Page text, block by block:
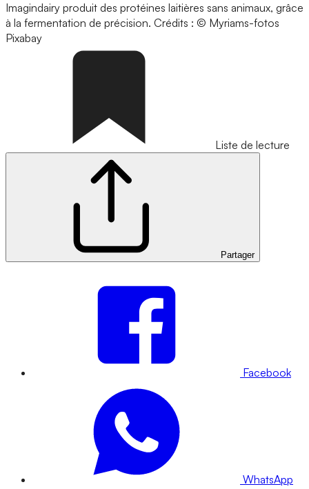
Imagindairy produit des protéines laitières sans animaux, grâce
à la fermentation de précision. Crédits : © Myriams-fotos
Pixabay
Liste de lecture
Partager
Facebook
WhatsApp